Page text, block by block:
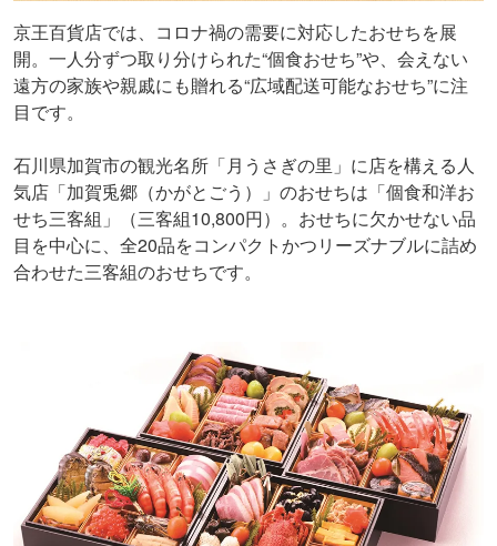
京王百貨店では、コロナ禍の需要に対応したおせちを展
開。一人分ずつ取り分けられた“個食おせち”や、会えない
遠方の家族や親戚にも贈れる“広域配送可能なおせち”に注
目です。
石川県加賀市の観光名所「月うさぎの里」に店を構える人
気店「加賀兎郷（かがとごう）」のおせちは「個食和洋お
せち三客組」（三客組10,800円）。おせちに欠かせない品
目を中心に、全20品をコンパクトかつリーズナブルに詰め
合わせた三客組のおせちです。